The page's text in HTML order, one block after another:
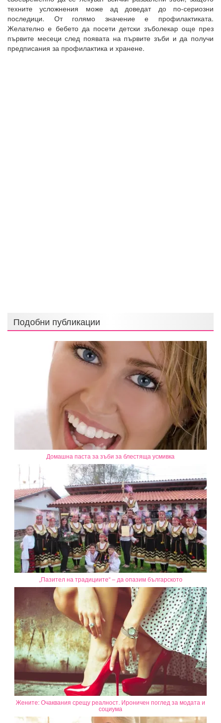
техните усложнения може ад доведат до по-сериозни
последици. От голямо значение е профилактиката.
Желателно е бебето да посети детски зъболекар още през
първите месеци след появата на първите зъби и да получи
предписания за профилактика и хранене.
Подобни публикации
Домашна паста за зъби за блестяща усмивка
„Пазител на традициите“ – да опазим българското
Жените: Очаквания срещу реалност. Ироничен поглед за модата и
социума